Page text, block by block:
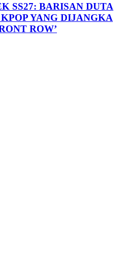
SS27: BARISAN DUTA
YANG DIJANGKA
ROW’